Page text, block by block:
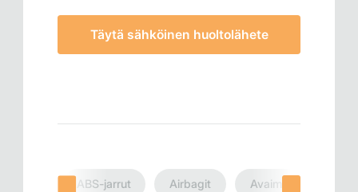
Täytä sähköinen huoltolähete
ABS-jarrut Airbagit Avaimet